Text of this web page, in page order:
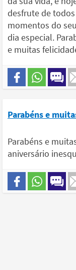
desfrute de
momentos do seu
dia especial.
e muitas
Parabéns e
Parabéns e
aniversário